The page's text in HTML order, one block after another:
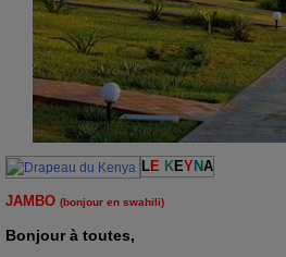
LE KEYN A
JAMBO (bonjour en swahili)
Bonjour à toutes,